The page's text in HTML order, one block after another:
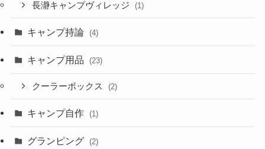
長瀞キャンプヴィレッジ (1)
キャンプ持論 (4)
キャンプ用品 (23)
クーラーボックス (2)
キャンプ自作 (1)
グランピング (2)